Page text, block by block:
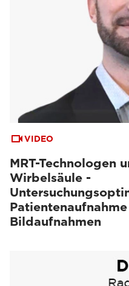
VIDEO
MRT-Technologen
Wirbelsäule -
Bildaufnahmen